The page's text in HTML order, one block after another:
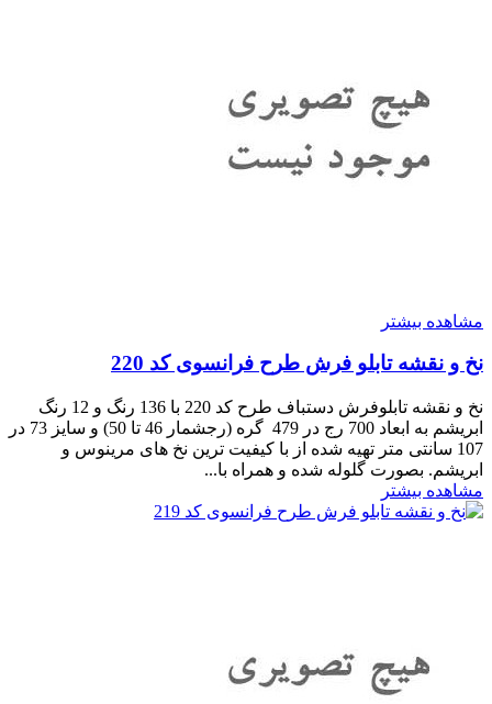
مشاهده بیشتر
نخ و نقشه تابلو فرش طرح فرانسوی کد 220
نخ و نقشه تابلوفرش دستباف طرح کد 220 با 136 رنگ و 12 رنگ
ابریشم به ابعاد 700 رج در 479 گره (رجشمار 46 تا 50) و سایز 73 در
107 سانتی متر تهیه شده از با کیفیت ترین نخ های مرینوس و
ابریشم. بصورت گلوله شده و همراه با...
مشاهده بیشتر